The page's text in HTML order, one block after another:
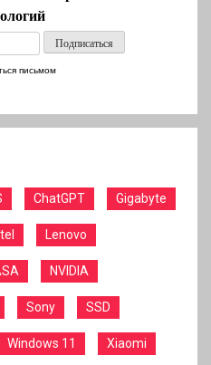
письмом
ChatGPT Gigabyte
Lenovo
NVIDIA
Sony SSD
Windows 11 Xiaomi